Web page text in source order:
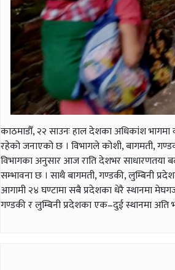
काठमाडौँ, २२ साउनः हाल देशका अधिकांश
रहेको जनाएको छ । विभागले कोशी, बागमती,
विभागका अनुसार आज राति देशभर साधारणतया
सम्भावना छ । साथै बागमती, गण्डकी, लुम्बिनी
आगामी २४ घण्टामा सबै प्रदेशका धेरै स्थानमा
गण्डकी र लुम्बिनी प्रदेशका एक–दुई स्थानमा अति